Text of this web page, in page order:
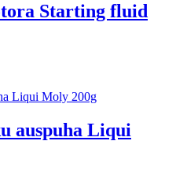
Starting fluid
auspuha Liqui